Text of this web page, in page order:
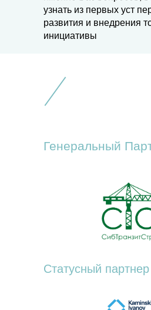
узнать из первых уст
развития и внедрения
инициативы
Генеральный
Статусный партнер